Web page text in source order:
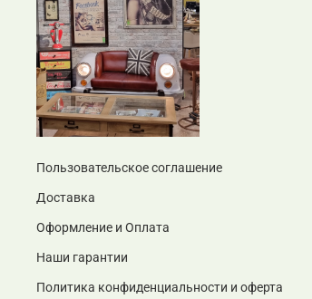
Пользовательское соглашение
Доставка
Оформление и Оплата
Наши гарантии
Политика конфиденциальности и оферта